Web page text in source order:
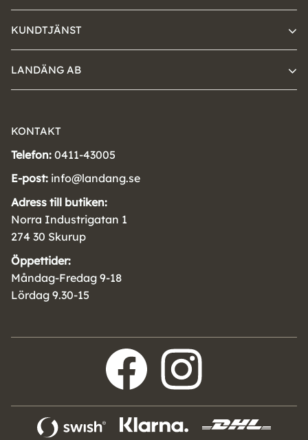
KUNDTJÄNST
LANDÄNG AB
KONTAKT
Telefon: 0411-43005
E-post: info@landang.se
Adress till butiken:
Norra Industrigatan 1
274 30 Skurup
Öppettider:
Måndag-Fredag 9-18
Lördag 9.30-15